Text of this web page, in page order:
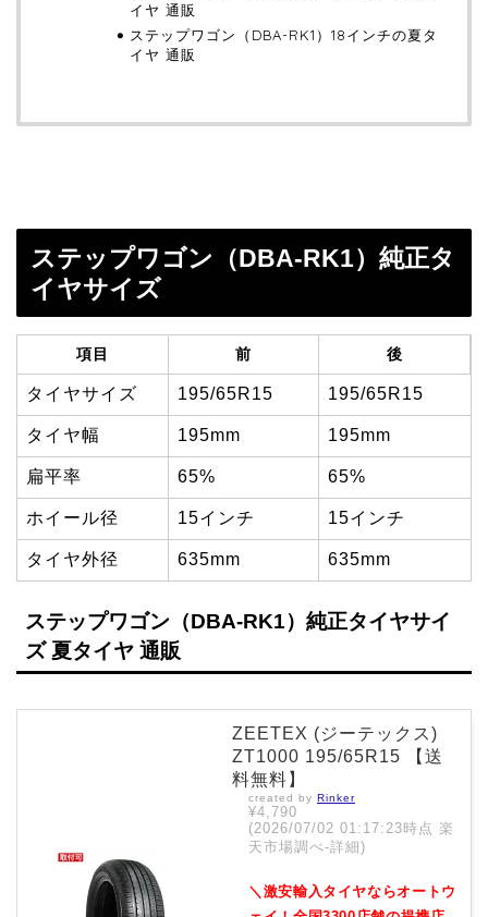
イヤ 通販
ステップワゴン（DBA-RK1）18インチの夏タ
イヤ 通販
ステップワゴン（DBA-RK1）純正タ
イヤサイズ
項目 前 後
タイヤサイズ 195/65R15 195/65R15
タイヤ幅 195mm 195mm
扁平率 65% 65%
ホイール径 15インチ 15インチ
タイヤ外径 635mm 635mm
ステップワゴン（DBA-RK1）純正タイヤサイ
ズ 夏タイヤ 通販
ZEETEX (ジーテックス)
ZT1000 195/65R15 【送
料無料】
created by Rinker
¥4,790
(2026/07/02 01:17:23時点 楽
天市場調べ-詳細)
＼激安輸入タイヤならオートウ